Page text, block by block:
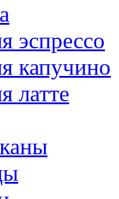
эспрессо
капучино
латте